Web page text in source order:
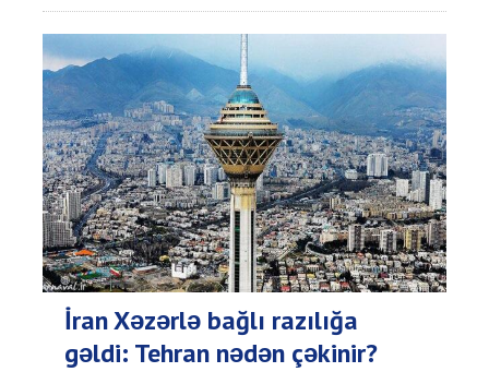
İran Xəzərlə bağlı razılığa
gəldi: Tehran nədən çəkinir?